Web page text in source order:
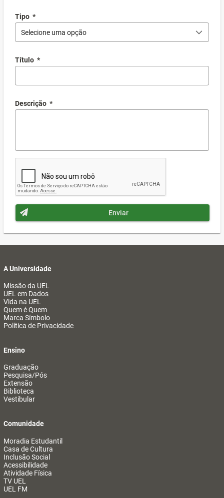
Tipo *
Selecione uma opção
Título *
Descrição *
Enviar
A Universidade
Missão da UEL
UEL em Dados
Vida na UEL
Quem é Quem
Marca Símbolo
Política de Privacidade
Ensino
Graduação
Pesquisa/Pós
Extensão
Biblioteca
Vestibular
Comunidade
Moradia Estudantil
Casa de Cultura
Inclusão Social
Acessibilidade
Atividade Física
TV UEL
UEL FM